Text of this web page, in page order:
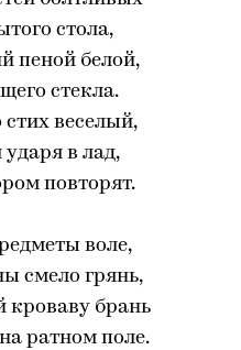
стола,
пеной белой,
стекла.
веселый,
в лад,
повторят.
воле,
смело грянь,
брань
ратном поле.